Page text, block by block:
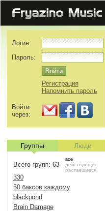
Логин:
Пароль:
Регистрация
Напомнить пароль
Войти
через:
Группы Люди
Всего групп: 63
все
действующие
распавшиеся
330
50 баксов каждому
blackpond
Brain Damage